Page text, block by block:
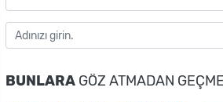
BUNLARA GÖZ ATMADAN